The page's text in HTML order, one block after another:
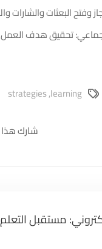
وفتح البعثات والشارات
تحقيق هدف العمل
learning
,
strategies
شارك
مستقبل